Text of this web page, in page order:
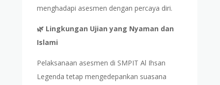
menghadapi asesmen dengan percaya diri.
🌿 Lingkungan Ujian yang Nyaman dan
Islami
Pelaksanaan asesmen di SMPIT Al Ihsan
Legenda tetap mengedepankan suasana